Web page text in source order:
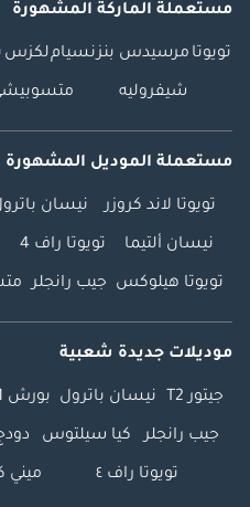
مستعملة الماركة المشهورة
تويوتا مرسيدس بنزنسياملكزس
شيفروليه
مستعملة الموديل المشهورة
تويوتا لاند كروزر نيسان
نيسان ألتيما تويوتا راف 4
تويوتا هيلوكس جيب رانجلر
موديلات جديدة شعبية
جيتور T2 نيسان باترول بورش 911
جيب رانجلر كيا سيلتوس
تويوتا راف ٤ ميني